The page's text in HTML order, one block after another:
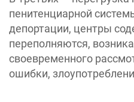
пенитенциарной
депортации, центры
переполняются,
своевременного
ошибки,